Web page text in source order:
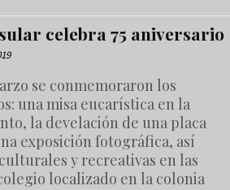
celebra 75 aniversario
se conmemoraron los
una misa eucarística en la
la develación de una placa
exposición fotográfica, así
y recreativas en las
localizado en la colonia